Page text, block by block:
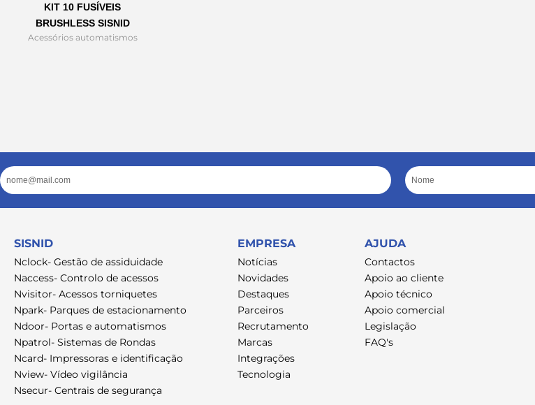
KIT 10 FUSÍVEIS
BRUSHLESS SISNID
Acessórios automatismos
Email Nome
SISNID
Nclock- Gestão de assiduidade
Naccess- Controlo de acessos
Nvisitor- Acessos torniquetes
Npark- Parques de estacionamento
Ndoor- Portas e automatismos
Npatrol- Sistemas de Rondas
Ncard- Impressoras e identificação
Nview- Vídeo vigilância
Nsecur- Centrais de segurança
EMPRESA
Notícias
Novidades
Destaques
Parceiros
Recrutamento
Marcas
Integrações
Tecnologia
AJUDA
Contactos
Apoio ao cliente
Apoio técnico
Apoio comercial
Legislação
FAQ's